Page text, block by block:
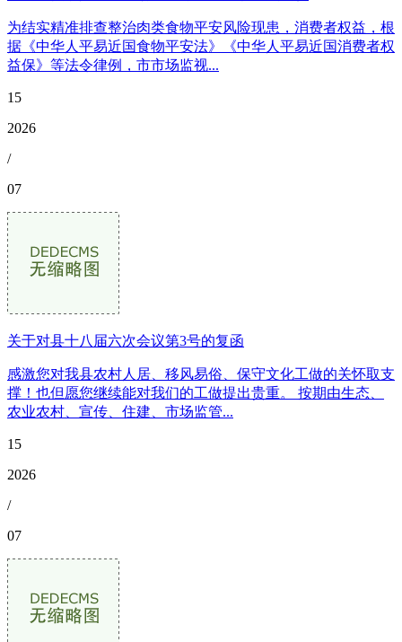
为结实精准排查整治肉类食物平安风险现患，消费者权益，根
据《中华人平易近国食物平安法》《中华人平易近国消费者权
益保》等法令律例，市市场监视...
15
2026
/
07
关于对县十八届六次会议第3号的复函
感激您对我县农村人居、移风易俗、保守文化工做的关怀取支
撑！也但愿您继续能对我们的工做提出贵重。 按期由生态、
农业农村、宣传、住建、市场监管...
15
2026
/
07